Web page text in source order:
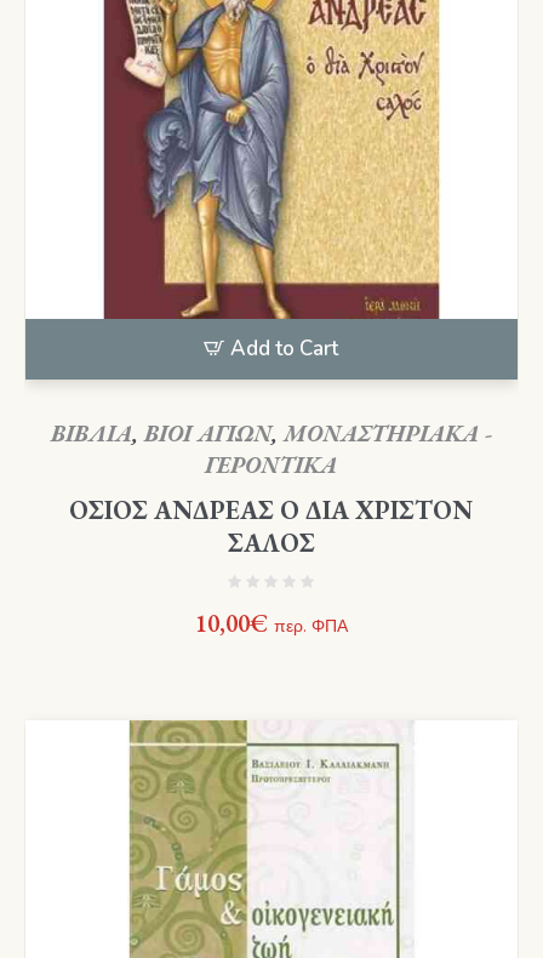
Add to Cart
ΒΙΒΛΙΑ,ΒΙΟΙ ΑΓΙΩΝ,ΜΟΝΑΣΤΗΡΙΑΚΑ -
ΓΕΡΟΝΤΙΚΑ
ΟΣΙΟΣ ΑΝΔΡΕΑΣ Ο ΔΙΑ ΧΡΙΣΤΟΝ
ΣΑΛΟΣ
10,00€ περ. ΦΠΑ